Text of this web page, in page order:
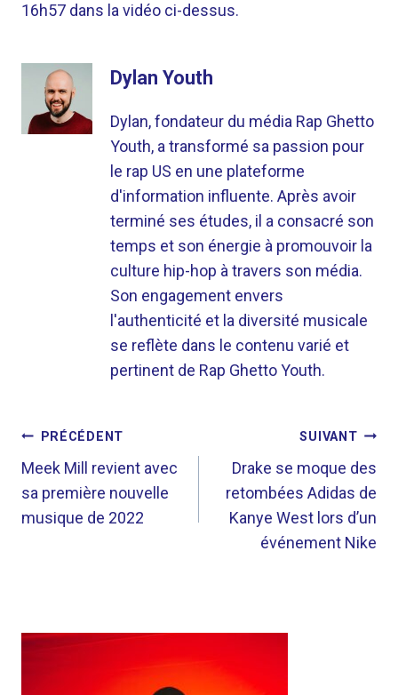
16h57 dans la vidéo ci-dessus.
Dylan Youth
Dylan, fondateur du média Rap Ghetto
Youth, a transformé sa passion pour
le rap US en une plateforme
d'information influente. Après avoir
terminé ses études, il a consacré son
temps et son énergie à promouvoir la
culture hip-hop à travers son média.
Son engagement envers
l'authenticité et la diversité musicale
se reflète dans le contenu varié et
pertinent de Rap Ghetto Youth.
NAVIGATION
DE
L’ARTICLE
PRÉCÉDENT
Meek Mill revient avec
sa première nouvelle
musique de 2022
SUIVANT
Drake se moque des
retombées Adidas de
Kanye West lors d’un
événement Nike